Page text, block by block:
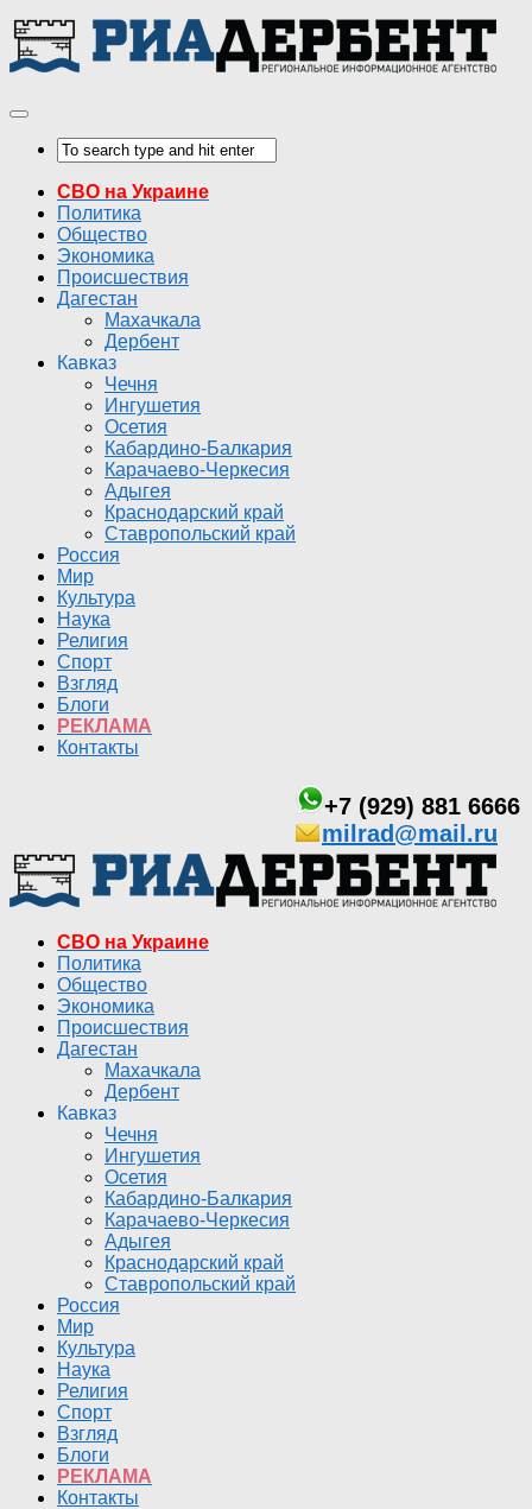
СВО на Украине
Политика
Общество
Экономика
Происшествия
Дагестан
Махачкала
Дербент
Кавказ
Чечня
Ингушетия
Осетия
Кабардино-Балкария
Карачаево-Черкесия
Адыгея
Краснодарский край
Ставропольский край
Россия
Мир
Культура
Наука
Религия
Спорт
Взгляд
Блоги
РЕКЛАМА
Контакты
+7 (929) 881 6666
milrad@mail.ru
СВО на Украине
Политика
Общество
Экономика
Происшествия
Дагестан
Махачкала
Дербент
Кавказ
Чечня
Ингушетия
Осетия
Кабардино-Балкария
Карачаево-Черкесия
Адыгея
Краснодарский край
Ставропольский край
Россия
Мир
Культура
Наука
Религия
Спорт
Взгляд
Блоги
РЕКЛАМА
Контакты